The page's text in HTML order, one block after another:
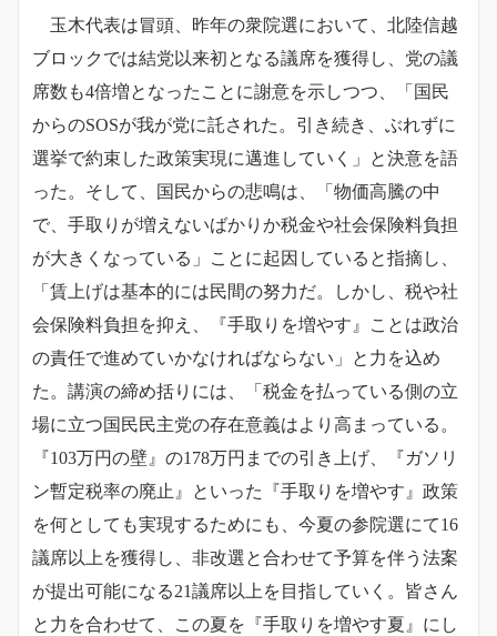
玉木代表は冒頭、昨年の衆院選において、北陸信越
ブロックでは結党以来初となる議席を獲得し、党の議
席数も4倍増となったことに謝意を示しつつ、「国民
からのSOSが我が党に託された。引き続き、ぶれずに
選挙で約束した政策実現に邁進していく」と決意を語
った。そして、国民からの悲鳴は、「物価高騰の中
で、手取りが増えないばかりか税金や社会保険料負担
が大きくなっている」ことに起因していると指摘し、
「賃上げは基本的には民間の努力だ。しかし、税や社
会保険料負担を抑え、『手取りを増やす』ことは政治
の責任で進めていかなければならない」と力を込め
た。講演の締め括りには、「税金を払っている側の立
場に立つ国民民主党の存在意義はより高まっている。
『103万円の壁』の178万円までの引き上げ、『ガソリ
ン暫定税率の廃止』といった『手取りを増やす』政策
を何としても実現するためにも、今夏の参院選にて16
議席以上を獲得し、非改選と合わせて予算を伴う法案
が提出可能になる21議席以上を目指していく。皆さん
と力を合わせて、この夏を『手取りを増やす夏』にし